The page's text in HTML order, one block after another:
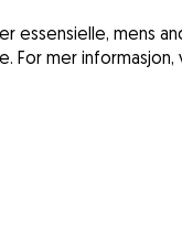
mens
mer informasjon,